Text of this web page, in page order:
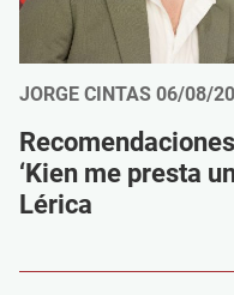
JORGE CINTAS 06/08/
‘Kien me presta
Lérica